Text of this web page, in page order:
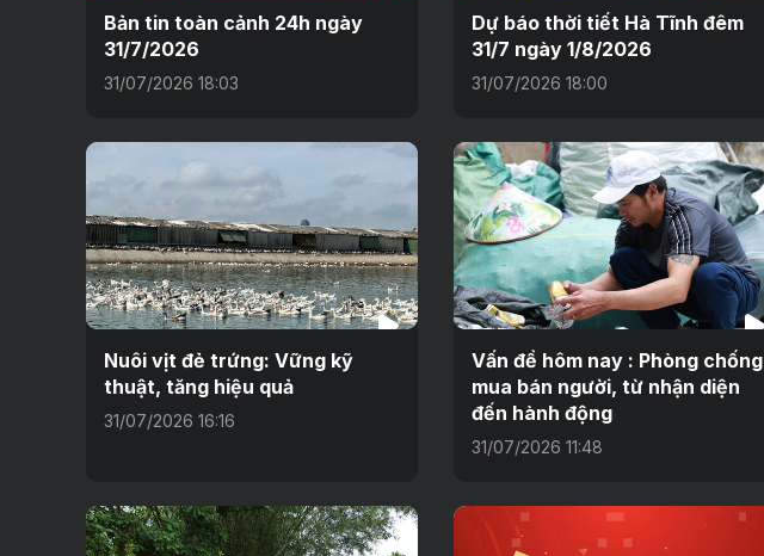
Bản tin toàn cảnh 24h ngày
31/7/2026
31/07/2026 18:03
Dự báo thời tiết Hà Tĩnh đêm
31/7 ngày 1/8/2026
31/07/2026 18:00
Nuôi vịt đẻ trứng: Vững kỹ
thuật, tăng hiệu quả
31/07/2026 16:16
Vấn đề hôm nay : Phòng chống
mua bán người, từ nhận diện
đến hành động
31/07/2026 11:48